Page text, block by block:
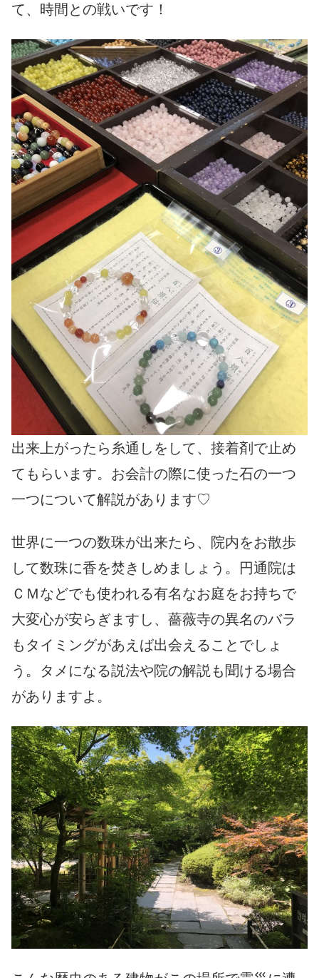
て、 時間との戦いです！
出来上がったら糸通しをして、接着剤で止め
てもらいます。お会計の際に使った石の一つ
一つについて解説があります♡
世界に一つの数珠が出来たら、院内をお散歩
して数珠に香を焚きしめましょう。円通院は
ＣＭなどでも使われる有名なお庭をお持ちで
大変心が安らぎますし、薔薇寺の異名のバラ
もタイミングがあえば出会えることでしょ
う。タメになる説法や院の解説も聞ける場合
がありますよ。